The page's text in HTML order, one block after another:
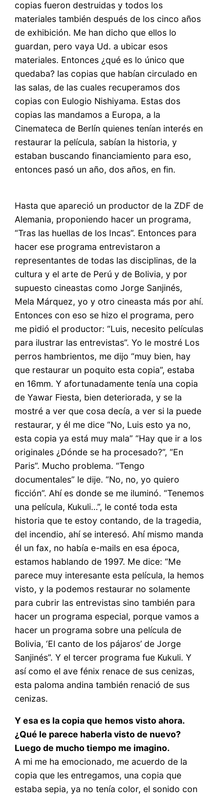
copias fueron destruidas y todos los
materiales también después de los cinco años
de exhibición. Me han dicho que ellos lo
guardan, pero vaya Ud. a ubicar esos
materiales. Entonces ¿qué es lo único que
quedaba? las copias que habían circulado en
las salas, de las cuales recuperamos dos
copias con Eulogio Nishiyama. Estas dos
copias las mandamos a Europa, a la
Cinemateca de Berlín quienes tenían interés en
restaurar la película, sabían la historia, y
estaban buscando financiamiento para eso,
entonces pasó un año, dos años, en fin.
Hasta que apareció un productor de la ZDF de
Alemania, proponiendo hacer un programa,
“Tras las huellas de los Incas”. Entonces para
hacer ese programa entrevistaron a
representantes de todas las disciplinas, de la
cultura y el arte de Perú y de Bolivia, y por
supuesto cineastas como Jorge Sanjinés,
Mela Márquez, yo y otro cineasta más por ahí.
Entonces con eso se hizo el programa, pero
me pidió el productor: “Luis, necesito películas
para ilustrar las entrevistas”. Yo le mostré Los
perros hambrientos, me dijo “muy bien, hay
que restaurar un poquito esta copia”, estaba
en 16mm. Y afortunadamente tenía una copia
de Yawar Fiesta, bien deteriorada, y se la
mostré a ver que cosa decía, a ver si la puede
restaurar, y él me dice “No, Luis esto ya no,
esta copia ya está muy mala” “Hay que ir a los
originales ¿Dónde se ha procesado?”, “En
Paris”. Mucho problema. “Tengo
documentales” le dije. “No, no, yo quiero
ficción”. Ahí es donde se me iluminó. “Tenemos
una película, Kukuli…”, le conté toda esta
historia que te estoy contando, de la tragedia,
del incendio, ahí se interesó. Ahí mismo manda
él un fax, no había e-mails en esa época,
estamos hablando de 1997. Me dice: “Me
parece muy interesante esta película, la hemos
visto, y la podemos restaurar no solamente
para cubrir las entrevistas sino también para
hacer un programa especial, porque vamos a
hacer un programa sobre una película de
Bolivia, ‘El canto de los pájaros’ de Jorge
Sanjinés”. Y el tercer programa fue Kukuli. Y
así como el ave fénix renace de sus cenizas,
esta paloma andina también renació de sus
cenizas.
Y esa es la copia que hemos visto ahora.
¿Qué le parece haberla visto de nuevo?
Luego de mucho tiempo me imagino.
A mi me ha emocionado, me acuerdo de la
copia que les entregamos, una copia que
estaba sepia, ya no tenía color, el sonido con